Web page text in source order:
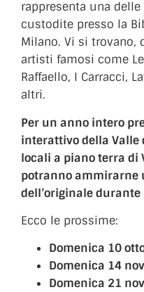
rappresenta una
custodite presso la
Milano. Vi si trovano,
artisti famosi come
Raffaello, I Carracci,
altri.
Per un anno intero
interattivo della Valle
locali a piano terra di
potranno ammirarne
dell’originale durante
Ecco le prossime:
Domenica 10
Domenica 14
Domenica 21